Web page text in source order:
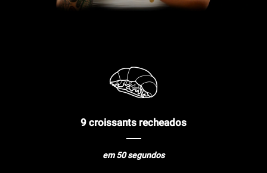
9 croissants recheados
em 50 segundos